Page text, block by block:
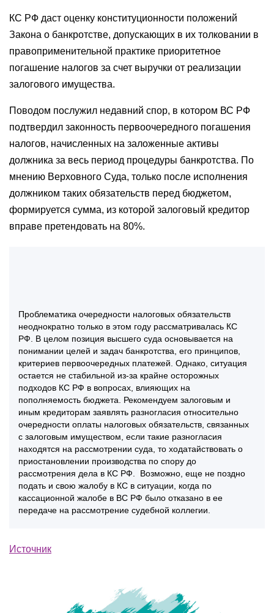
КС РФ даст оценку конституционности положений
Закона о банкротстве, допускающих в их толковании в
правоприменительной практике приоритетное
погашение налогов за счет выручки от реализации
залогового имущества.
Поводом послужил недавний спор, в котором ВС РФ
подтвердил законность первоочередного погашения
налогов, начисленных на заложенные активы
должника за весь период процедуры банкротства. По
мнению Верховного Суда, только после исполнения
должником таких обязательств перед бюджетом,
формируется сумма, из которой залоговый кредитор
вправе претендовать на 80%.
Проблематика очередности налоговых обязательств
неоднократно только в этом году рассматривалась КС
РФ. В целом позиция высшего суда основывается на
понимании целей и задач банкротства, его принципов,
критериев первоочередных платежей. Однако, ситуация
остается не стабильной из-за крайне осторожных
подходов КС РФ в вопросах, влияющих на
пополняемость бюджета. Рекомендуем залоговым и
иным кредиторам заявлять разногласия относительно
очередности оплаты налоговых обязательств, связанных
с залоговым имуществом, если такие разногласия
находятся на рассмотрении суда, то ходатайствовать о
приостановлении производства по спору до
рассмотрения дела в КС РФ. Возможно, еще не поздно
подать и свою жалобу в КС в ситуации, когда по
кассационной жалобе в ВС РФ было отказано в ее
передаче на рассмотрение судебной коллегии.
Источник